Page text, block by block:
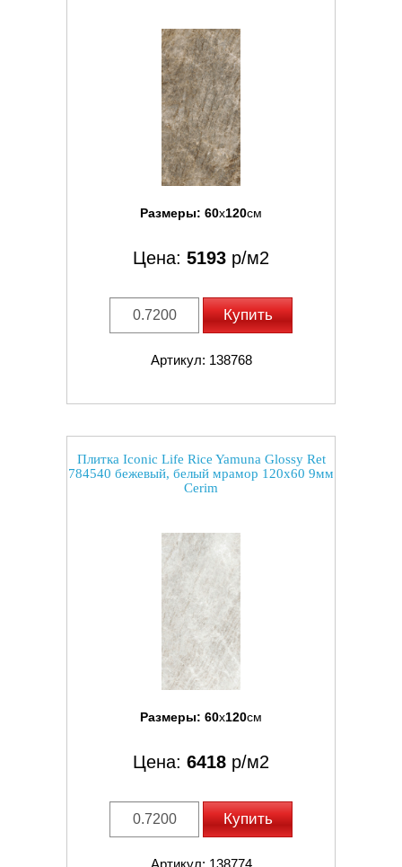
Размеры: 60x120см
Цена: 5193 р/м2
Купить
Артикул: 138768
Плитка Iconic Life Rice Yamuna Glossy Ret
784540 бежевый, белый мрамор 120x60 9мм
Cerim
Размеры: 60x120см
Цена: 6418 р/м2
Купить
Артикул: 138774